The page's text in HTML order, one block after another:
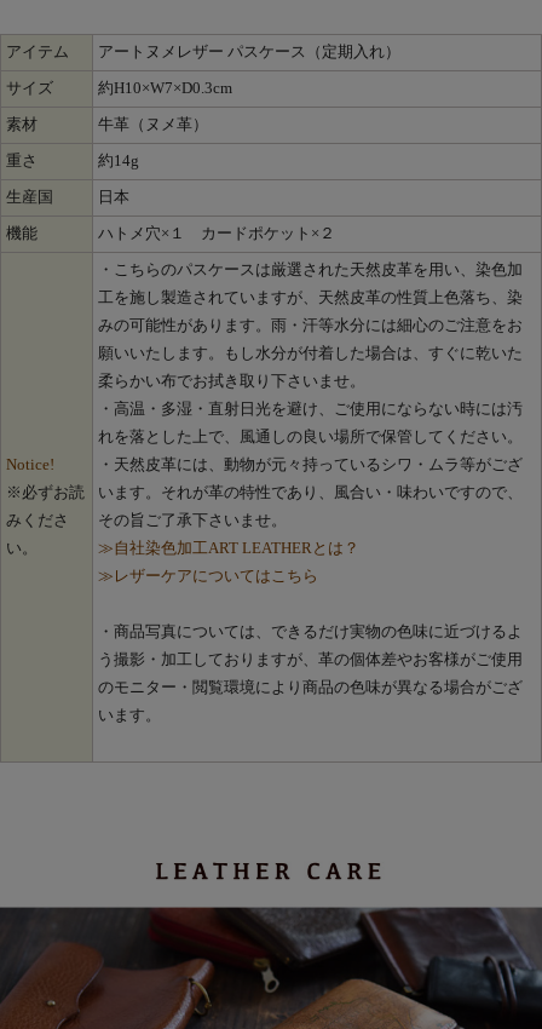
アイテム アートヌメレザー パスケース（定期入れ）
サイズ 約H10×W7×D0.3cm
素材 牛革（ヌメ革）
重さ 約14g
生産国 日本
機能 ハトメ穴×１ カードポケット×２
Notice!
※必ずお読
みくださ
い。
・こちらのパスケースは厳選された天然皮革を用い、染色加
工を施し製造されていますが、天然皮革の性質上色落ち、染
みの可能性があります。雨・汗等水分には細心のご注意をお
願いいたします。もし水分が付着した場合は、すぐに乾いた
柔らかい布でお拭き取り下さいませ。
・高温・多湿・直射日光を避け、ご使用にならない時には汚
れを落とした上で、風通しの良い場所で保管してください。
・天然皮革には、動物が元々持っているシワ・ムラ等がござ
います。それが革の特性であり、風合い・味わいですので、
その旨ご了承下さいませ。
≫自社染色加工ART LEATHERとは？
≫レザーケアについてはこちら
・商品写真については、できるだけ実物の色味に近づけるよ
う撮影・加工しておりますが、革の個体差やお客様がご使用
のモニター・閲覧環境により商品の色味が異なる場合がござ
います。